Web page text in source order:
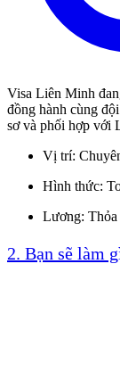
Visa Liên Minh
đồng hành cùng
sơ và phối hợp với
Vị trí:
Hình thức:
Lương: Thỏa
2. Bạn sẽ làm